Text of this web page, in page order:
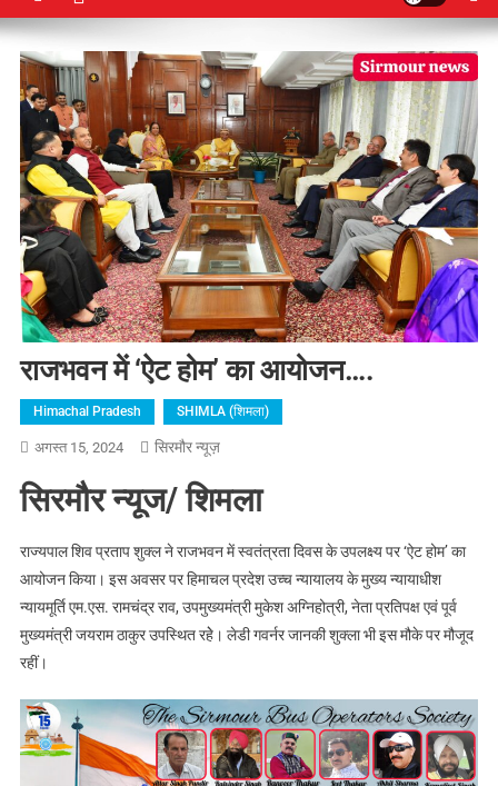
राजभवन में ‘ऐट होम’ का आयोजन….
Himachal Pradesh SHIMLA (शिमला)
अगस्त 15, 2024 सिरमौर न्यूज़
सिरमौर न्यूज/ शिमला
राज्यपाल शिव प्रताप शुक्ल ने राजभवन में स्वतंत्रता दिवस के उपलक्ष्य पर ‘ऐट होम’ का
आयोजन किया। इस अवसर पर हिमाचल प्रदेश उच्च न्यायालय के मुख्य न्यायाधीश
न्यायमूर्ति एम.एस. रामचंद्र राव, उपमुख्यमंत्री मुकेश अग्निहोत्री, नेता प्रतिपक्ष एवं पूर्व
मुख्यमंत्री जयराम ठाकुर उपस्थित रहेे। लेडी गवर्नर जानकी शुक्ला भी इस मौके पर मौजूद
रहीं।